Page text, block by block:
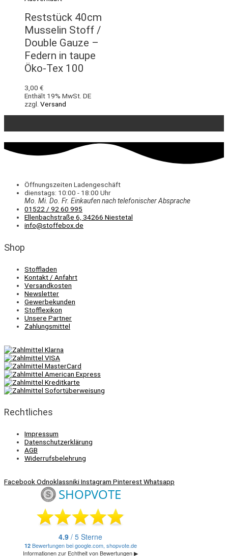
Reststück 40cm
Musselin Stoff /
Double Gauze –
Federn in taupe
Öko-Tex 100
3,00 €
Enthält 19% MwSt. DE
zzgl. Versand
Öffnungszeiten Ladengeschäft
dienstags: 10:00 - 18:00 Uhr
Mo. Mi. Do. Fr. Einkaufennach telefonischer Absprache
01522 / 92 60 995
Ellenbachstraße 6, 34266 Niestetal
info@stoffebox.de
Shop
Stoffladen
Kontakt / Anfahrt
Versandkosten
Newsletter
Gewerbekunden
Stofflexikon
Unsere Partner
Zahlungsmittel
Rechtliches
Impressum
Datenschutzerklärung
AGB
Widerrufsbelehrung
FacebookOdnoklassnikiInstagram PinterestWhatsapp